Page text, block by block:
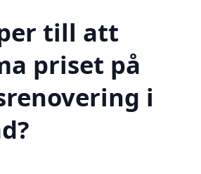
till att
priset på
i